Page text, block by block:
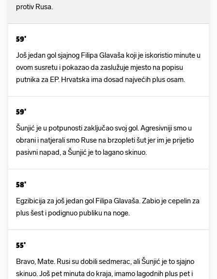
protiv Rusa.
59'
Još jedan gol sjajnog Filipa Glavaša koji je iskoristio minute u
ovom susretu i pokazao da zaslužuje mjesto na popisu
putnika za EP. Hrvatska ima dosad najvećih plus osam.
59'
Šunjić je u potpunosti zaključao svoj gol. Agresivniji smo u
obrani i natjerali smo Ruse na brzopleti šut jer im je prijetio
pasivni napad, a Šunjić je to lagano skinuo.
58'
Egzibicija za još jedan gol Filipa Glavaša. Zabio je cepelin za
plus šest i podignuo publiku na noge.
55'
Bravo, Mate. Rusi su dobili sedmerac, ali Šunjić je to sjajno
skinuo. Još pet minuta do kraja, imamo lagodnih plus pet i